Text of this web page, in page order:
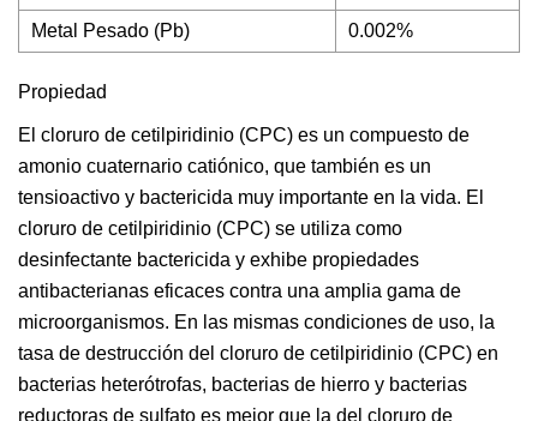
Metal Pesado (Pb) 0.002%
Propiedad
El cloruro de cetilpiridinio (CPC) es un compuesto de
amonio cuaternario catiónico, que también es un
tensioactivo y bactericida muy importante en la vida. El
cloruro de cetilpiridinio (CPC) se utiliza como
desinfectante bactericida y exhibe propiedades
antibacterianas eficaces contra una amplia gama de
microorganismos. En las mismas condiciones de uso, la
tasa de destrucción del cloruro de cetilpiridinio (CPC) en
bacterias heterótrofas, bacterias de hierro y bacterias
reductoras de sulfato es mejor que la del cloruro de